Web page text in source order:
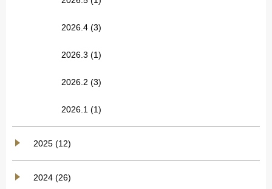
2026.4 (3)
2026.3 (1)
2026.2 (3)
2026.1 (1)
2025 (12)
2024 (26)